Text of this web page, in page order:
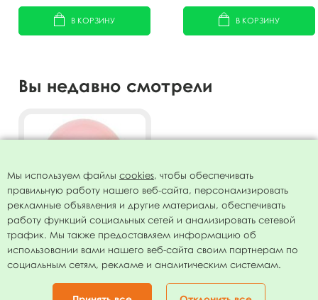
В КОРЗИНУ В КОРЗИНУ
Вы недавно смотрели
Воздушный шар 5"/13см
Пастель PINK 007 100шт
248.00руб.
Мы используем файлы cookies, чтобы обеспечивать
правильную работу нашего веб-сайта, персонализировать
рекламные объявления и другие материалы, обеспечивать
работу функций социальных сетей и анализировать сетевой
трафик. Мы также предоставляем информацию об
использовании вами нашего веб-сайта своим партнерам по
социальным сетям, рекламе и аналитическим системам.